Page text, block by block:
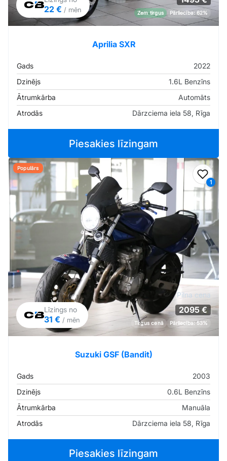
22 € / mēn Zem tirgus Pārliecība: 62%
Aprilia SXR
Gads
2022
Dzinējs
1.6L Benzīns
Ātrumkārba
Automāts
Atrodās
Dārzciema iela 58, Rīga
Piesakies līzingam
1
Populārs
Līzings no
31 € / mēn
Pilna cena
2095 €
Tirgus cenā Pārliecība: 53%
Suzuki GSF (Bandit)
Gads
2003
Dzinējs
0.6L Benzīns
Ātrumkārba
Manuāla
Atrodās
Dārzciema iela 58, Rīga
Piesakies līzingam